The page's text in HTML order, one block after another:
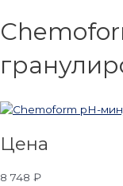
Цена
8 748 ₽